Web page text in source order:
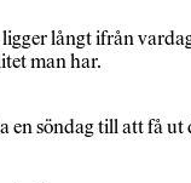
långt ifrån
man har.
en söndag till att få